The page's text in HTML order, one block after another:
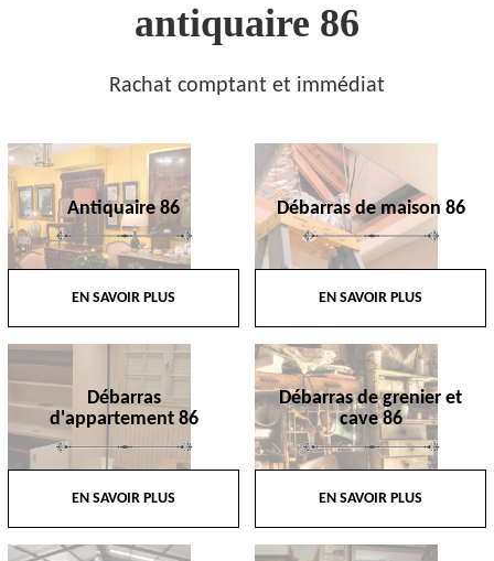
antiquaire 86
Rachat comptant et immédiat
Antiquaire 86
EN SAVOIR PLUS
Débarras de maison 86
EN SAVOIR PLUS
Débarras
d'appartement 86
EN SAVOIR PLUS
Débarras de grenier et
cave 86
EN SAVOIR PLUS